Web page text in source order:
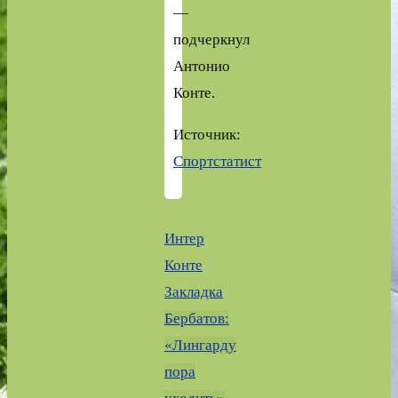
—
подчеркнул
Антонио
Конте.
Источник:
Спортстатист
Интер,
Конте.
Закладка.
Бербатов:
«Лингарду
пора